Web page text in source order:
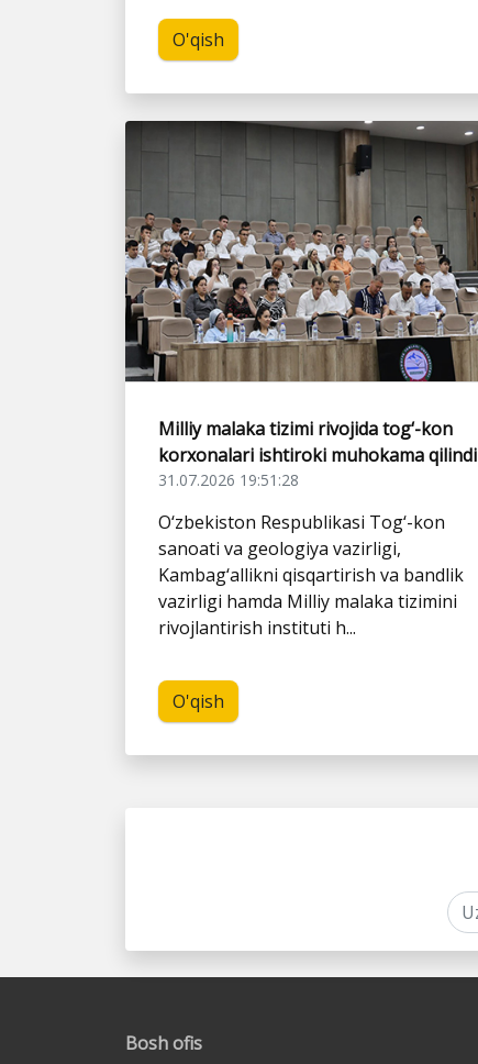
O'qish
Milliy malaka tizimi rivojida tog‘-kon
korxonalari ishtiroki muhokama qilindi
31.07.2026 19:51:28
O‘zbekiston Respublikasi Tog‘-kon
sanoati va geologiya vazirligi,
Kambag‘allikni qisqartirish va bandlik
vazirligi hamda Milliy malaka tizimini
rivojlantirish instituti h...
O'qish
Bosh ofis